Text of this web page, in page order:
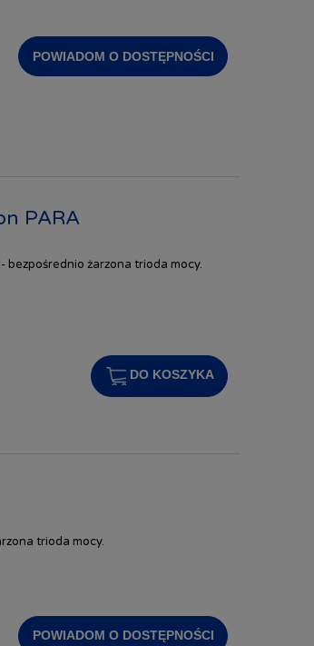
POWIADOM O DOSTĘPNOŚCI
PARA
bezpośrednio żarzona trioda mocy.
DO KOSZYKA
trioda mocy.
POWIADOM O DOSTĘPNOŚCI